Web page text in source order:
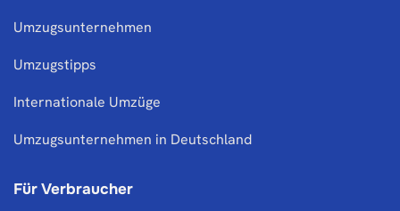
Umzugsunternehmen
Umzugstipps
Internationale Umzüge
Umzugsunternehmen in Deutschland
Für Verbraucher